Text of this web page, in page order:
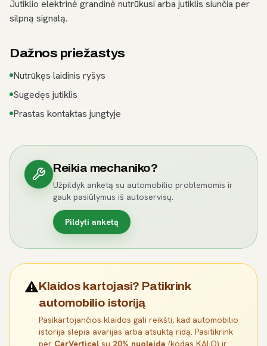
Jutiklio elektrinė grandinė nutrūkusi arba jutiklis siunčia per
silpną signalą.
Dažnos priežastys
Nutrūkęs laidinis ryšys
Sugedęs jutiklis
Prastas kontaktas jungtyje
Reikia mechaniko?
Užpildyk anketą su automobilio problemomis ir
gauk pasiūlymus iš autoservisų.
Pildyti anketą
⚠️Klaidos kartojasi? Patikrink
automobilio istoriją
Pasikartojančios klaidos gali reikšti, kad automobilio
istorija slepia avarijas arba atsuktą ridą. Pasitikrink
per CarVertical su 20% nuolaida (kodas KALO) ir